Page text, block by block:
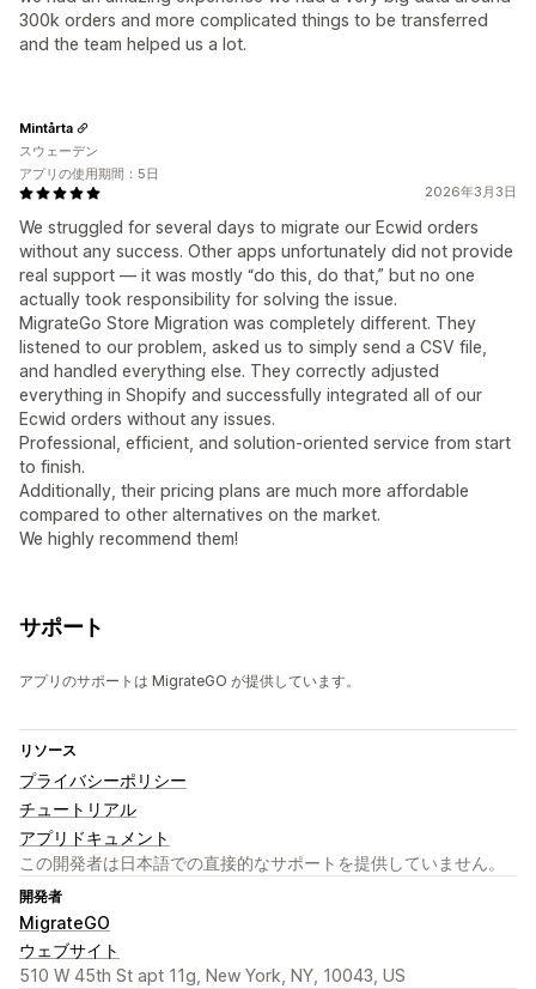
300k orders and more complicated things to be transferred
and the team helped us a lot.
2026年3月3日
We struggled for several days to migrate our Ecwid orders
without any success. Other apps unfortunately did not provide
real support — it was mostly “do this, do that,” but no one
actually took responsibility for solving the issue.
MigrateGo Store Migration was completely different. They
listened to our problem, asked us to simply send a CSV file,
and handled everything else. They correctly adjusted
everything in Shopify and successfully integrated all of our
Ecwid orders without any issues.
Professional, efficient, and solution-oriented service from start
to finish.
Additionally, their pricing plans are much more affordable
compared to other alternatives on the market.
We highly recommend them!
Mintårta
スウェーデン
アプリの使用期間：5日
サポート
アプリのサポートは MigrateGO が提供しています。
リソース
プライバシーポリシー
チュートリアル
アプリドキュメント
この開発者は日本語での直接的なサポートを提供していません。
開発者
MigrateGO
ウェブサイト
510 W 45th St apt 11g, New York, NY, 10043, US